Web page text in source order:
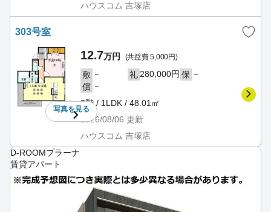
ハウスコム 吉塚店
303号室
写真を見る
12.7万円 (共益費 5,000円)
敷 － 礼 280,000円 保 －
償 －
3階 / 1LDK / 48.01㎡
2026/08/06 更新
ハウスコム 吉塚店
D-ROOMプラーナ
賃貸アパート